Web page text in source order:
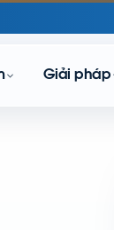
Giải pháp